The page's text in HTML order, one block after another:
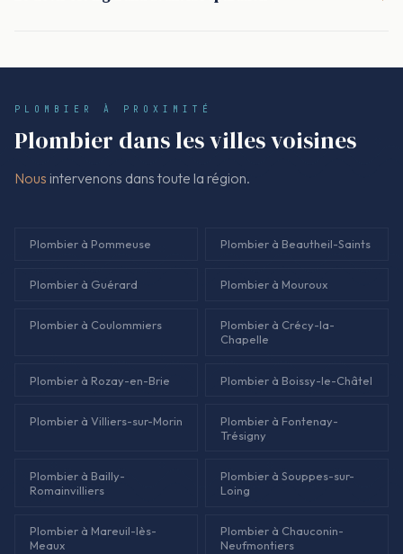
devis signé, sauf demande écrite de modification en cours
PLOMBIER À PROXIMITÉ
Plombier dans les villes voisines
Nous intervenons dans toute la région.
Plombier à Pommeuse Plombier à Beautheil-Saints
Plombier à Guérard Plombier à Mouroux
Plombier à Coulommiers
Plombier à Crécy-la-
Chapelle
Plombier à Rozay-en-Brie Plombier à Boissy-le-Châtel
Plombier à Villiers-sur-Morin
Plombier à Fontenay-
Trésigny
Plombier à Bailly-
Romainvilliers
Plombier à Souppes-sur-
Loing
Plombier à Mareuil-lès-
Meaux
Plombier à Chauconin-
Neufmontiers